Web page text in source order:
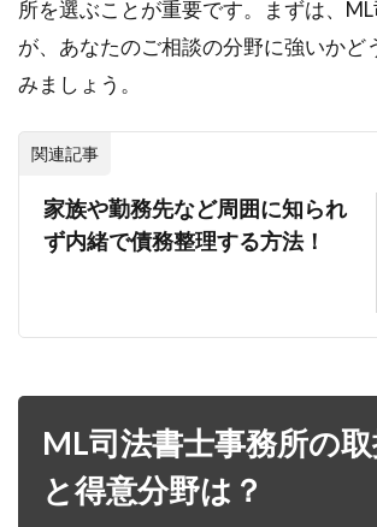
所を選ぶことが重要です。まずは、
が、あなたのご相談の分野に強いかど
みましょう。
関連記事
家族や勤務先など周囲に知られ
ず内緒で債務整理する方法！
ML司法書士事務所の
と得意分野は？